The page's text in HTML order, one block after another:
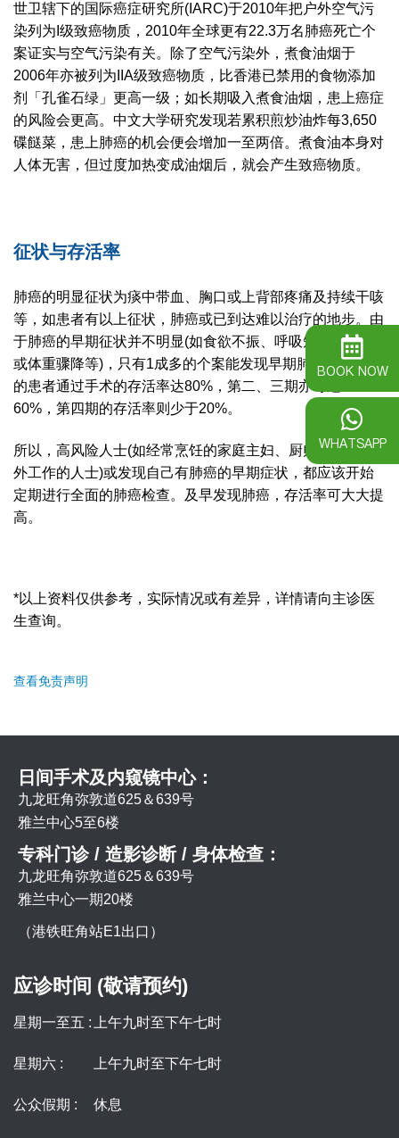
世卫辖下的国际癌症研究所(IARC)于2010年把户外空气污
染列为I级致癌物质，2010年全球更有22.3万名肺癌死亡个
案证实与空气污染有关。除了空气污染外，煮食油烟于
2006年亦被列为IIA级致癌物质，比香港已禁用的食物添加
剂「孔雀石绿」更高一级；如长期吸入煮食油烟，患上癌症
的风险会更高。中文大学研究发现若累积煎炒油炸每3,650
碟餸菜，患上肺癌的机会便会增加一至两倍。煮食油本身对
人体无害，但过度加热变成油烟后，就会产生致癌物质。
征状与存活率
肺癌的明显征状为痰中带血、胸口或上背部疼痛及持续干咳
等，如患者有以上征状，肺癌或已到达难以治疗的地步。由
于肺癌的早期征状并不明显(如食欲不振、呼吸短促、咳嗽
或体重骤降等)，只有1成多的个案能发现早期肺癌。第一期
的患者通过手术的存活率达80%，第二、三期亦可达40-
60%，第四期的存活率则少于20%。
所以，高风险人士(如经常烹饪的家庭主妇、厨师及长期户
外工作的人士)或发现自己有肺癌的早期症状，都应该开始
定期进行全面的肺癌检查。及早发现肺癌，存活率可大大提
高。
*以上资料仅供参考，实际情况或有差异，详情请向主诊医
生查询。
查看免责声明
日间手术及内窥镜中心：
九龙旺角弥敦道625＆639号
雅兰中心5至6楼
专科门诊 / 造影诊断 / 身体检查：
九龙旺角弥敦道625＆639号
雅兰中心一期20楼
（港铁旺角站E1出口）
应诊时间 (敬请预约)
星期一至五 : 上午九时至下午七时
星期六 : 上午九时至下午七时
公众假期 : 休息
BOOK NOW
WHATSAPP